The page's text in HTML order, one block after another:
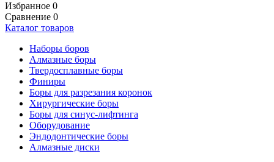
Избранное 0
Сравнение 0
Каталог товаров
Наборы боров
Алмазные боры
Твердосплавные боры
Финиры
Боры для разрезания коронок
Хирургические боры
Боры для синус-лифтинга
Оборудование
Эндодонтические боры
Алмазные диски